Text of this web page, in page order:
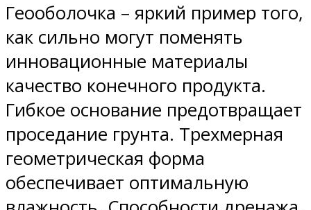
Геооболочка – яркий пример того,
как сильно могут поменять
инновационные материалы
качество конечного продукта.
Гибкое основание предотвращает
проседание грунта. Трехмерная
геометрическая форма
обеспечивает оптимальную